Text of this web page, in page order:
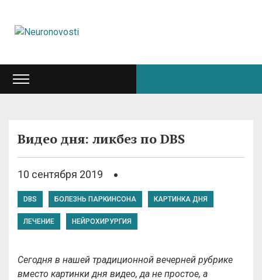
Видео дня: ликбез по DBS
10 сентября 2019
DBS БОЛЕЗНЬ ПАРКИНСОНА КАРТИНКА ДНЯ
ЛЕЧЕНИЕ НЕЙРОХИРУРГИЯ
Сегодня в нашей традиционной вечерней рубрике
вместо картинки дня видео, да не простое, а